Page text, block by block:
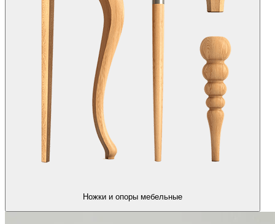
Ножки и опоры мебельные